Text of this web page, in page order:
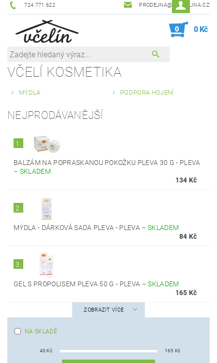
724 771 622 PRODEJNA@ZEVCELINA.CZ
0 0 Kč
VČELÍ KOSMETIKA
MÝDLA PODPORA HOJENÍ
NEJPRODÁVANĚJŠÍ
1.
BALZÁM NA POPRASKANOU POKOŽKU PLEVA 30 G - PLEVA
– SKLADEM
134 Kč
2.
MÝDLA - DÁRKOVÁ SADA PLEVA - PLEVA – SKLADEM
84 Kč
3.
GEL S PROPOLISEM PLEVA 50 G - PLEVA –SKLADEM
165 Kč
ZOBRAZIT VÍCE
NA SKLADĚ
40 Kč 165 Kč